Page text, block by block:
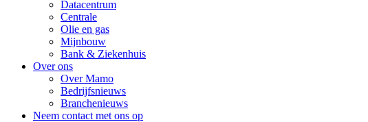
Datacentrum
Centrale
Olie en gas
Mijnbouw
Bank & Ziekenhuis
Over ons
Over Mamo
Bedrijfsnieuws
Branchenieuws
Neem contact met ons op